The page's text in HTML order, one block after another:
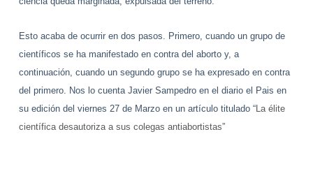
Esto acaba de ocurrir en dos pasos. Primero, cuando un grupo de
científicos se ha manifestado en contra del aborto y, a
continuación, cuando un segundo grupo se ha expresado en contra
del primero. Nos lo cuenta Javier Sampedro en el diario el Pais en
su edición del viernes 27 de Marzo en un artículo titulado “La élite
científica desautoriza a sus colegas antiabortistas”